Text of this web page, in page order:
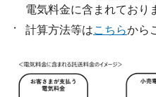
電気料金に含まれており
計算方法等はこちらから